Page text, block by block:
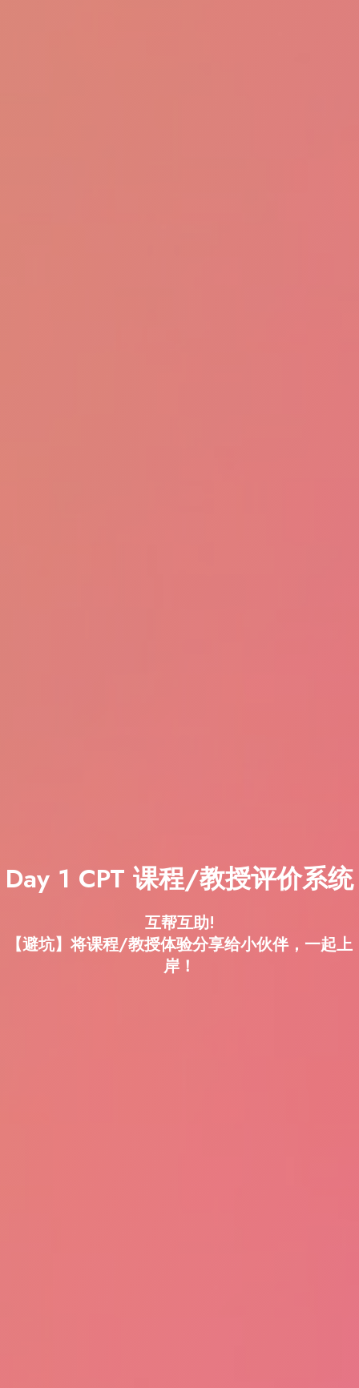
Day 1 CPT 课程/教授评价系统
互帮互助!
【避坑】将课程/教授体验分享给小伙伴，一起上
岸！